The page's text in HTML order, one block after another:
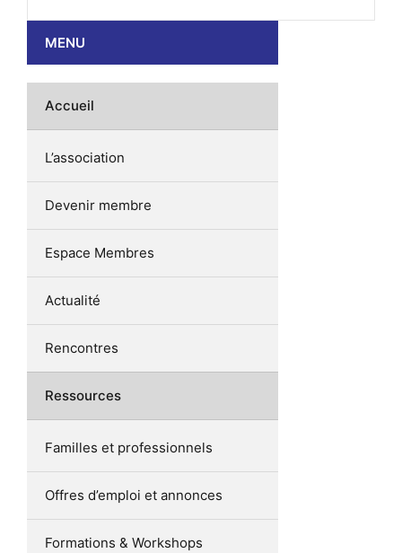
MENU
Accueil
L’association
Devenir membre
Espace Membres
Actualité
Rencontres
Ressources
Familles et professionnels
Offres d’emploi et annonces
Formations & Workshops